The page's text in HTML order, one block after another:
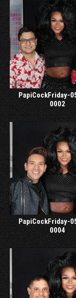
PapiCockFriday-
0002
PapiCockFriday-
0004